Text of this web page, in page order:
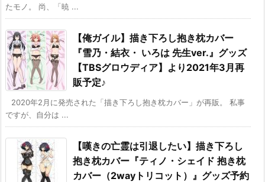
たモノ。 尚、「暁 ...
【俺ガイル】描き下ろし抱き枕カバー
『雪乃・結衣・ いろは 先生ver.』グッズ
【TBSグロウディア】より2021年3月再
販予定♪
2020年2月に発売された「描き下ろし抱き枕カバー」が再販。 私事
ですが、自分は ...
【嘆きの亡霊は引退したい】描き下ろし
抱き枕カバー『ティノ・シェイド 抱き枕
カバー（2wayトリコット）』グッズ予約